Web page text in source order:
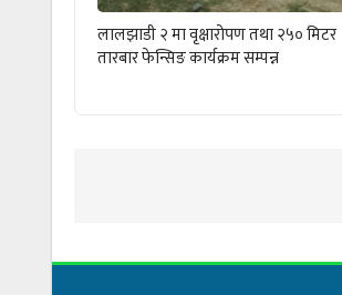
लालझाडी २ मा वृक्षारोपण तथा २५० मिटर
तारबार फेन्सिङ कार्यक्रम सम्पन्न